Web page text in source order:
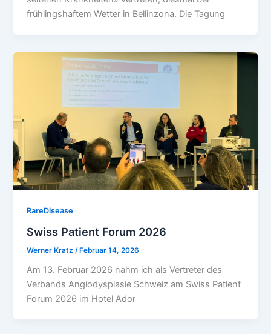
frühlingshaftem Wetter in Bellinzona. Die Tagung
RareDisease
Swiss Patient Forum 2026
Werner Kratz /Februar 14, 2026
Am 13. Februar 2026 nahm ich als Vertreter des
Verbands Angiodysplasie Schweiz am Swiss Patient
Forum 2026 im Hotel Ador